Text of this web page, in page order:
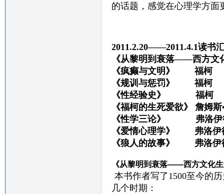
的话题，感觉在心理学方面
2011.2.20——2011.4.1读书
《从黎明到衰落——西方文
《疯癫与文明》 福
《规训与惩罚》 福
《性经验史》 福柯
《福柯的生死爱欲》 詹姆
《性学三论》 弗洛
《爱情心理学》 弗洛
《狼人的故事》 弗洛
《从黎明到衰落——西方文化
本书作者写了1500至今的
几个时期：